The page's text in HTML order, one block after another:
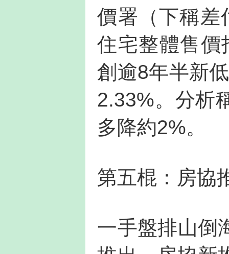
價署（下稱差
住宅整體售價
創逾8年半新
2.33%。分析
多降約2%。
第五棍：房協
一手盤排山倒